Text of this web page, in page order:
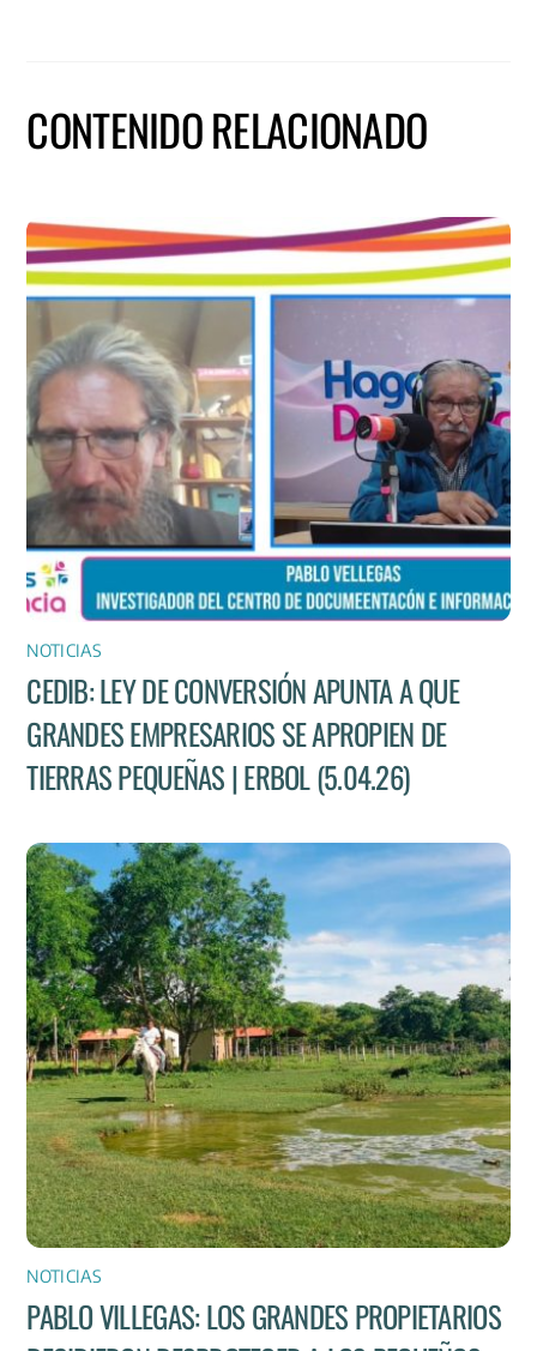
CONTENIDO RELACIONADO
NOTICIAS
CEDIB: LEY DE CONVERSIÓN APUNTA A QUE
GRANDES EMPRESARIOS SE APROPIEN DE
TIERRAS PEQUEÑAS | ERBOL (5.04.26)
NOTICIAS
PABLO VILLEGAS: LOS GRANDES PROPIETARIOS